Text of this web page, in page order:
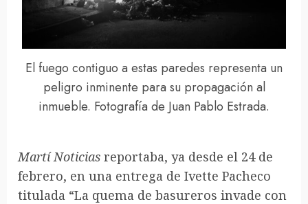
El fuego contiguo a estas paredes representa un
peligro inminente para su propagación al
inmueble. Fotografía de Juan Pablo Estrada.
Martí Noticias reportaba, ya desde el 24 de
febrero, en una entrega de Ivette Pacheco
titulada “La quema de basureros invade con